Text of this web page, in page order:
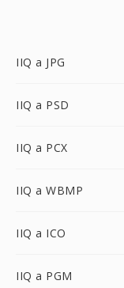
IIQ a JPG
IIQ a PSD
IIQ a PCX
IIQ a WBMP
IIQ a ICO
IIQ a PGM